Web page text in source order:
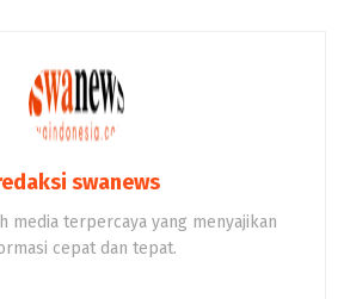
swanews
media terpercaya yang menyajikan
cepat dan tepat.